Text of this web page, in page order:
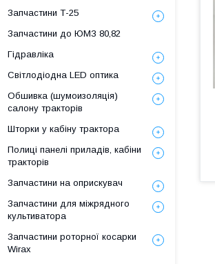
Запчастини Т-25
Запчастини до ЮМЗ 80,82
Гідравліка
Світлодіодна LED оптика
Обшивка (шумоизоляція)
салону тракторів
Шторки у кабіну трактора
Полиці панелі приладів, кабіни
тракторів
Запчастини на оприскувач
Запчастини для міжрядного
культиватора
Запчастини роторної косарки
Wirax